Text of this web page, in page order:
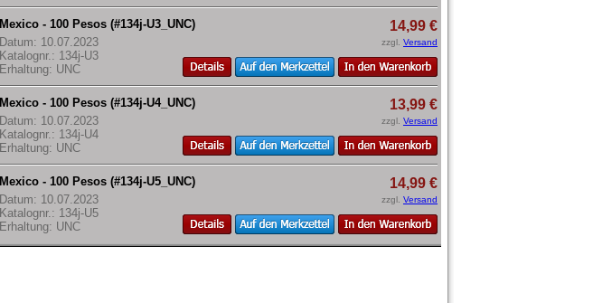
Mexico - 100 Pesos (#134j-U3_UNC)
Datum: 10.07.2023
Katalognr.: 134j-U3
Erhaltung: UNC
14,99 €
zzgl. Versand
Mexico - 100 Pesos (#134j-U4_UNC)
Datum: 10.07.2023
Katalognr.: 134j-U4
Erhaltung: UNC
13,99 €
zzgl. Versand
Mexico - 100 Pesos (#134j-U5_UNC)
Datum: 10.07.2023
Katalognr.: 134j-U5
Erhaltung: UNC
14,99 €
zzgl. Versand